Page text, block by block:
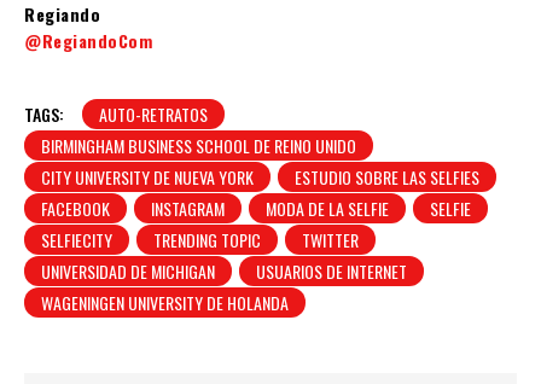
Regiando
@RegiandoCom
TAGS:
AUTO-RETRATOS
BIRMINGHAM BUSINESS SCHOOL DE REINO UNIDO
CITY UNIVERSITY DE NUEVA YORK
ESTUDIO SOBRE LAS SELFIES
FACEBOOK
INSTAGRAM MODA DE LA SELFIE
SELFIE
SELFIECITY
TRENDING TOPIC
TWITTER
UNIVERSIDAD DE MICHIGAN
USUARIOS DE INTERNET
WAGENINGEN UNIVERSITY DE HOLANDA